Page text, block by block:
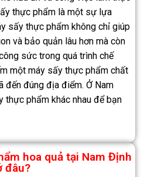
thực phẩm là một sự lựa
sấy thực phẩm không chỉ giúp
và bảo quản lâu hơn mà còn
sức trong quá trình chế
một máy sấy thực phẩm chất
đến đúng địa điểm. Ở Nam
thực phẩm khác nhau để bạn
hoa quả tại Nam Định
đâu?